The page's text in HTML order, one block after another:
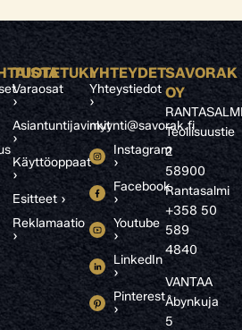
TUOTETUKI
Varaosat
›
Asiantuntijavinkit
›
Käyttöoppaat
›
Esitteet ›
Reklamaatio
›
YHTEYDET
Yhteystiedot
›
myynti@savorak.fi
Instagram
›
Facebook
›
Youtube
›
LinkedIn
›
Pinterest
›
SAVORAK
OY
Teollisuustie
2
58900
Rantasalmi
+358 50
589
4840
VANTAA
Åbynkuja
5